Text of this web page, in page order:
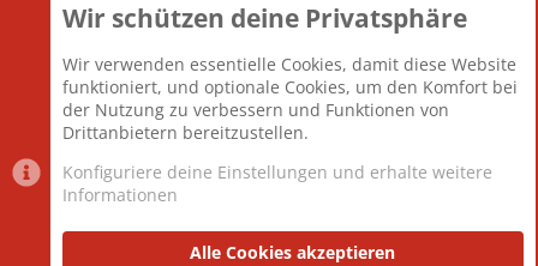
Themen
Mitglieder
12.425
Neuestes Mitglied
Toddster85
Datenschutzerklärung Impressum
Wir schützen deine Privatsphäre
Wir verwenden essentielle Cookies, damit diese Website
funktioniert, und optionale Cookies, um den Komfort bei
der Nutzung zu verbessern und Funktionen von
Drittanbietern bereitzustellen.
Konfiguriere deine Einstellungen und erhalte weitere
Informationen
Alle Cookies akzeptieren